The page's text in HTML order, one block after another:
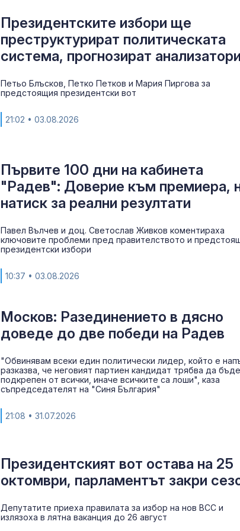
Президентските избори ще
преструктурират политическата
система, прогнозират анализатори
Петьо Блъсков, Петко Петков и Мария Пиргова за
предстоящия президентски вот
21:02 • 03.08.2026
Първите 100 дни на кабинета
"Радев": Доверие към премиера,
натиск за реални резултати
Павел Вълчев и доц. Светослав Живков коментираха
ключовите проблеми пред правителството и
президентски избори
10:37 • 03.08.2026
Москов: Разединението в дясно
доведе до две победи на Радев
"Обвинявам всеки един политически лидер, който е
разказва, че неговият партиен кандидат трябва да бъде
подкрепен от всички, иначе всичките са лоши", каза
съпредседателят на "Синя България"
21:08 • 31.07.2026
Президентският вот остава на 25
октомври, парламентът закри
Депутатите приеха правилата за избор на нов ВСС и
излязоха в лятна ваканция до 26 август